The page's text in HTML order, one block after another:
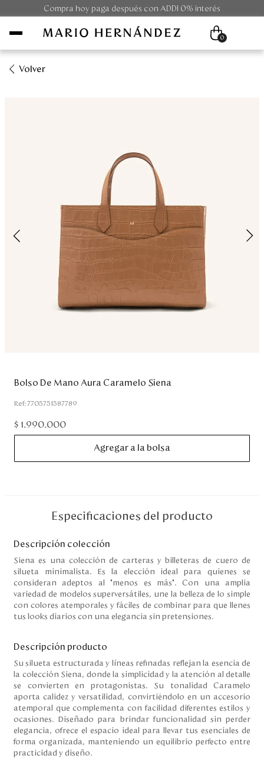
Compra hoy paga después con ADDI 0% interés
Colecciones
Outlet
Servicio al cliente
Nuestras Tiendas
Costa Rica
0
Volver
Bolso De Mano Aura Caramelo Siena
:7705751587789
$ 1.990.000
Agregar a la bolsa
Especificaciones del producto
Descripción colección
Siena es una colección de carteras y billeteras de cuero de
silueta minimalista. Es la elección ideal para quienes se
consideran adeptos al "menos es más". Con una amplia
variedad de modelos superversátiles, une la belleza de lo simple
con colores atemporales y fáciles de combinar para que llenes
tus looks diarios con una elegancia sin pretensiones.
Descripción producto
Su silueta estructurada y líneas refinadas reflejan la esencia de
la colección Siena, donde la simplicidad y la atención al detalle
se convierten en protagonistas. Su tonalidad Caramelo
aporta calidez y versatilidad, convirtiéndolo en un accesorio
atemporal que complementa con facilidad diferentes estilos y
ocasiones. Diseñado para brindar funcionalidad sin perder
elegancia, ofrece el espacio ideal para llevar tus esenciales de
forma organizada, manteniendo un equilibrio perfecto entre
practicidad y diseño.